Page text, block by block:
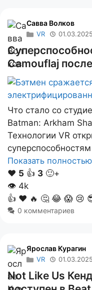
Савва Волков
VR 01.03.2025
Camouflaj
Что стало со
Batman: Arkham
Технологии VR
Показать полностью
❤️ 5 👍 3 🙂+
👁 4k
👍 ❤️ 🔥 🤔 😂 😱 😢
0 комментариев
Ярослав Курагин
VR 01.03.2025
Not Like Us